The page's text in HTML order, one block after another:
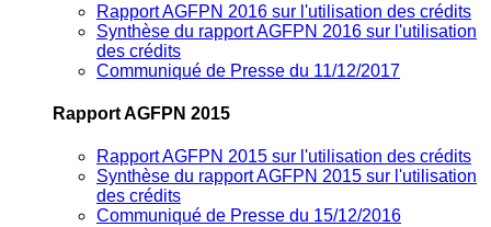
Rapport AGFPN 2016 sur l'utilisation des crédits
Synthèse du rapport AGFPN 2016 sur l'utilisation
des crédits
Communiqué de Presse du 11/12/2017
Rapport AGFPN 2015
Rapport AGFPN 2015 sur l'utilisation des crédits
Synthèse du rapport AGFPN 2015 sur l'utilisation
des crédits
Communiqué de Presse du 15/12/2016